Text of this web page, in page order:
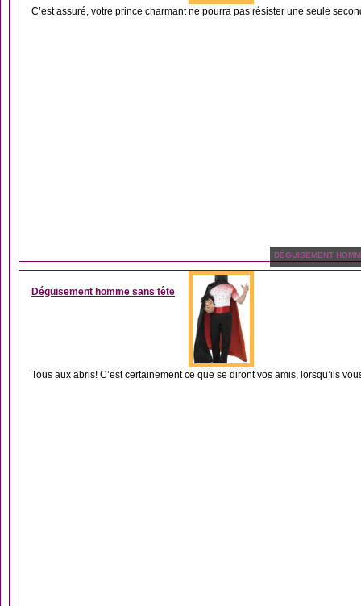
C’est assuré, votre prince charmant ne pourra pas résister une seule
DÉGUISEMENT
Déguisement homme sans tête
Tous aux abris! C’est certainement ce que se diront vos amis, lorsqu’ils